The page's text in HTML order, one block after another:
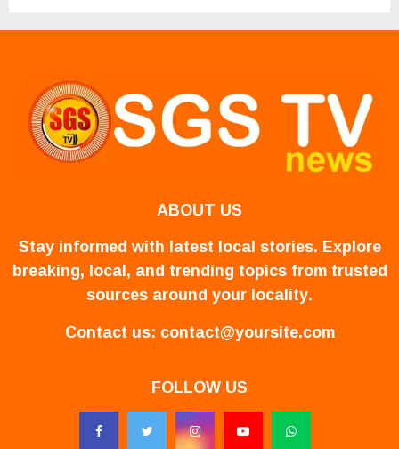
ABOUT US
Stay informed with latest local stories. Explore
breaking, local, and trending topics from trusted
sources around your locality.
Contact us: contact@yoursite.com
FOLLOW US